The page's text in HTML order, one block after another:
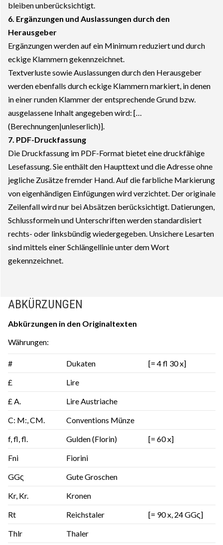
bleiben unberücksichtigt.
6. Ergänzungen und Auslassungen durch den
Herausgeber
Ergänzungen werden auf ein Minimum reduziert und durch
eckige Klammern gekennzeichnet.
Textverluste sowie Auslassungen durch den Herausgeber
werden ebenfalls durch eckige Klammern markiert, in denen
in einer runden Klammer der entsprechende Grund bzw.
ausgelassene Inhalt angegeben wird: […
(Berechnungen|unleserlich)].
7. PDF-Druckfassung
Die Druckfassung im PDF-Format bietet eine druckfähige
Lesefassung. Sie enthält den Haupttext und die Adresse ohne
jegliche Zusätze fremder Hand. Auf die farbliche Markierung
von eigenhändigen Einfügungen wird verzichtet. Der originale
Zeilenfall wird nur bei Absätzen berücksichtigt. Datierungen,
Schlussformeln und Unterschriften werden standardisiert
rechts- oder linksbündig wiedergegeben. Unsichere Lesarten
sind mittels einer Schlängellinie unter dem Wort
gekennzeichnet.
ABKÜRZUNGEN
Abkürzungen in den Originaltexten
Währungen:
# Dukaten
[= 4 fl 30 x]
£
Lire
£ A.
Lire Austriache
C: M:, CM.
Conventions Münze
f, fl, fl.
Gulden (Florin)
[= 60 x]
Fni
Fiorini
GGς
Gute Groschen
Kr, Kr.
Kronen
Rt
Reichstaler
[= 90 x, 24 GGς]
Thlr
Thaler